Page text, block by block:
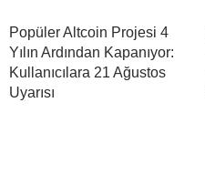
Popüler Altcoin Projesi 4
Yılın Ardından Kapanıyor:
Kullanıcılara 21 Ağustos
Uyarısı